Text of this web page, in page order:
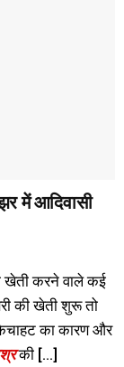
में आदिवासी
खेती करने वाले कई
की खेती शुरू तो
का कारण और
की [...]